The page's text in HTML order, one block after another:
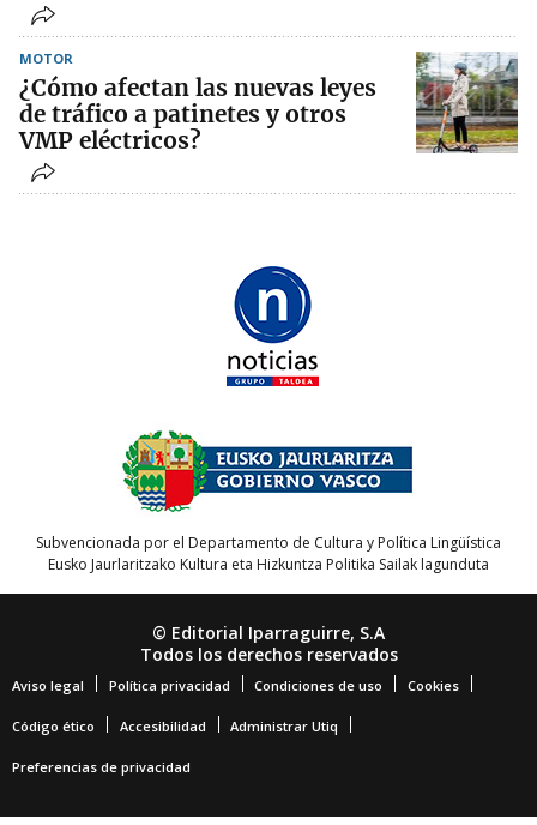
MOTOR
¿Cómo afectan las nuevas leyes
de tráfico a patinetes y otros
VMP eléctricos?
Subvencionada por el Departamento de Cultura y Política Lingüística
Eusko Jaurlaritzako Kultura eta Hizkuntza Politika Sailak lagunduta
© Editorial Iparraguirre, S.A
Todos los derechos reservados
Aviso legal Política privacidad Condiciones de uso Cookies
Código ético Accesibilidad Administrar Utiq
Preferencias de privacidad